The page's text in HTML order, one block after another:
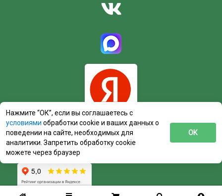
Нажмите “ОК”, если вы соглашаетесь с
условиями обработки cookie и ваших данных о
поведении на сайте, необходимых для
аналитики. Запретить обработку cookie
можете через браузер
ОК